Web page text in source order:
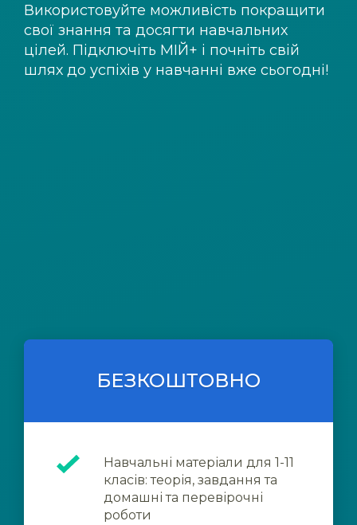
Використовуйте можливість покращити
свої знання та досягти навчальних
цілей. Підключіть МІЙ+ і почніть свій
шлях до успіхів у навчанні вже сьогодні!
БЕЗКОШТОВНО
Навчальні матеріали для 1-11
класів: теорія, завдання та
домашні та перевірочні
роботи